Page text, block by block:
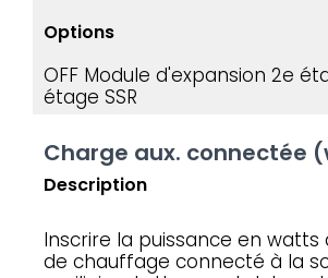
Options
OFF Module d'expansion 2e
étage SSR
Charge aux. connectée
Description
Inscrire la puissance en watts
de chauffage connecté à la